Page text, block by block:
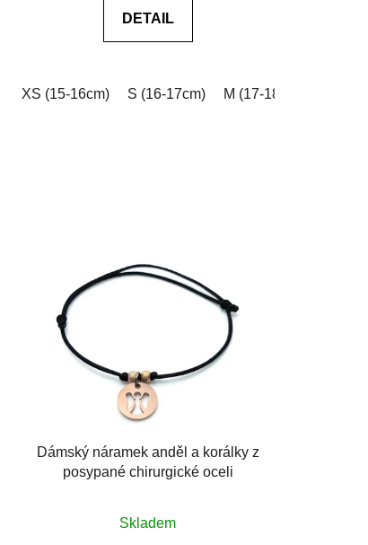
XXL (20-21cm) Na míru (vyplňte do poznámky v
z
DETAIL
XS (15-16cm) S (16-17cm) M (17-18cm)
Dámský náramek anděl a korálky z
posypané chirurgické oceli
Skladem